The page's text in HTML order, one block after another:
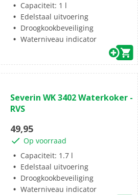
Capaciteit: 1 l
Edelstaal uitvoering
Droogkookbeveiliging
Waterniveau indicator
van
de
sterren.
Severin WK 3402 Waterkoker -
RVS
49,95
Op voorraad
Capaciteit: 1.7 l
Edelstaal uitvoering
Droogkookbeveiliging
Waterniveau indicator